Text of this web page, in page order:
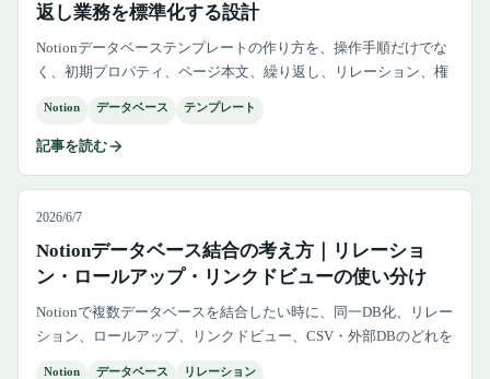
返し業務を標準化する設計
Notionデータベーステンプレートの作り方を、操作手順だけでな
く、初期プロパティ、ページ本文、繰り返し、リレーション、権
Notion データベース テンプレート
記事を読む
2026/6/7
Notionデータベース結合の考え方｜リレーショ
ン・ロールアップ・リンクドビューの使い分け
Notionで複数データベースを結合したい時に、同一DB化、リレー
ション、ロールアップ、リンクドビュー、CSV・外部DBのどれを
Notion データベース リレーション